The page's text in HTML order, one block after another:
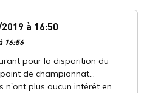
à 16:50
16:56
pour la disparition du
de championnat...
n'ont plus aucun intérêt en